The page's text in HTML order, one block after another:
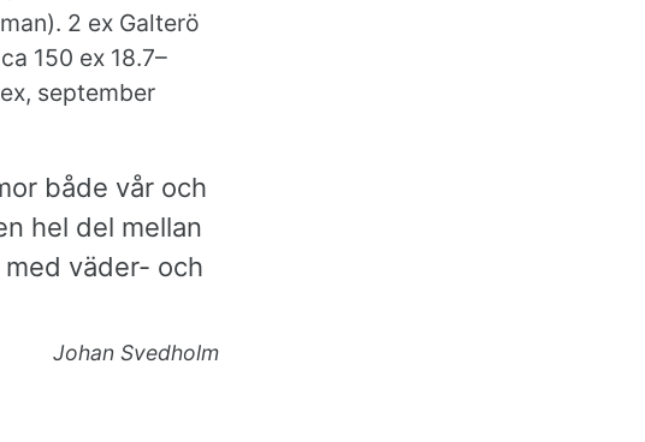
2 ex Galterö
150 ex 18.7–
september
både vår och
hel del mellan
väder- och
Johan Svedholm